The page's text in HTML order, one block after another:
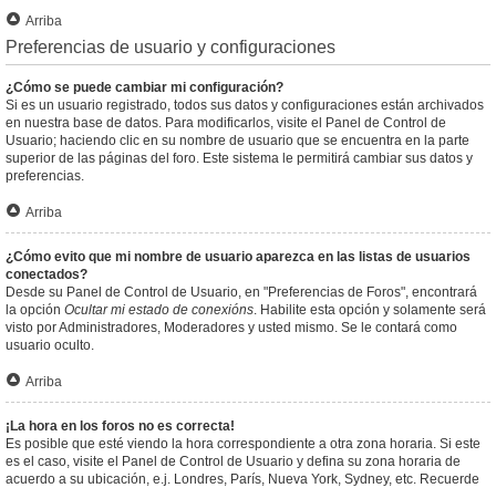
Arriba
Preferencias de usuario y configuraciones
¿Cómo se puede cambiar mi configuración?
Si es un usuario registrado, todos sus datos y configuraciones están archivados
en nuestra base de datos. Para modificarlos, visite el Panel de Control de
Usuario; haciendo clic en su nombre de usuario que se encuentra en la parte
superior de las páginas del foro. Este sistema le permitirá cambiar sus datos y
preferencias.
Arriba
¿Cómo evito que mi nombre de usuario aparezca en las listas de usuarios
conectados?
Desde su Panel de Control de Usuario, en "Preferencias de Foros", encontrará
la opción Ocultar mi estado de conexións. Habilite esta opción y solamente será
visto por Administradores, Moderadores y usted mismo. Se le contará como
usuario oculto.
Arriba
¡La hora en los foros no es correcta!
Es posible que esté viendo la hora correspondiente a otra zona horaria. Si este
es el caso, visite el Panel de Control de Usuario y defina su zona horaria de
acuerdo a su ubicación, e.j. Londres, París, Nueva York, Sydney, etc. Recuerde